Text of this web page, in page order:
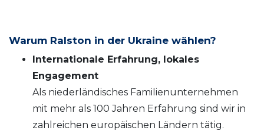
Warum Ralston in der Ukraine wählen?
Internationale Erfahrung, lokales
Engagement
Als niederländisches Familienunternehmen
mit mehr als 100 Jahren Erfahrung sind wir in
zahlreichen europäischen Ländern tätig.